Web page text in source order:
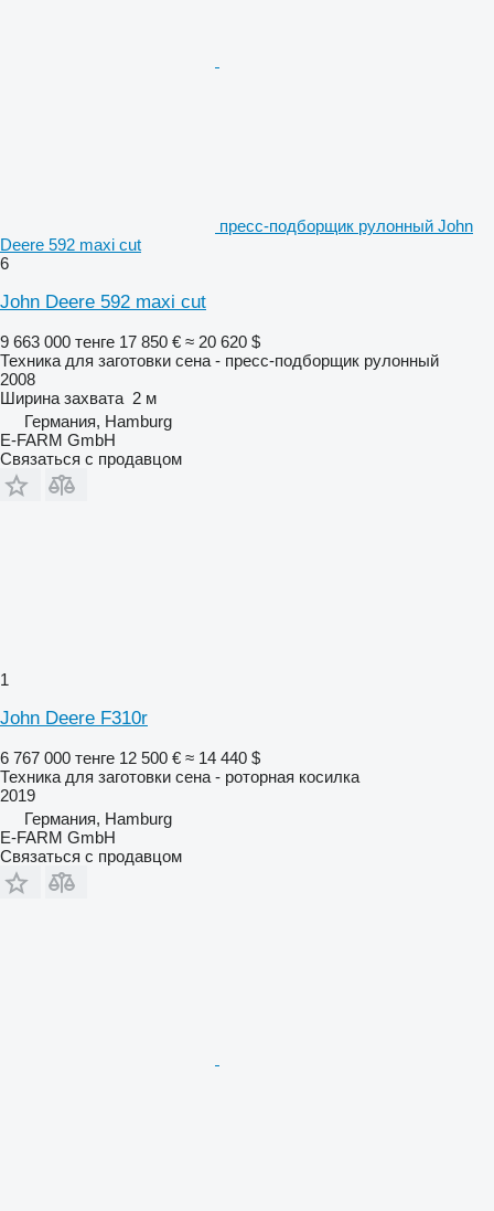
пресс-подборщик рулонный John
Deere 592 maxi cut
6
John Deere 592 maxi cut
9 663 000 тенге 17 850 € ≈ 20 620 $
Техника для заготовки сена - пресс-подборщик рулонный
2008
Ширина захвата 2 м
Германия, Hamburg
E-FARM GmbH
Связаться с продавцом
1
John Deere F310r
6 767 000 тенге 12 500 € ≈ 14 440 $
Техника для заготовки сена - роторная косилка
2019
Германия, Hamburg
E-FARM GmbH
Связаться с продавцом